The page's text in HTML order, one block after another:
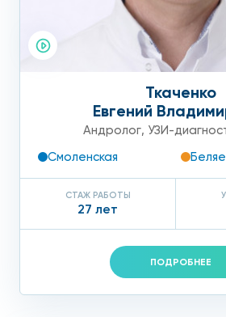
Ткаченко
Евгений
Андролог, УЗИ-
Смоленская
СТАЖ РАБОТЫ
27 лет
ПОДРОБНЕЕ